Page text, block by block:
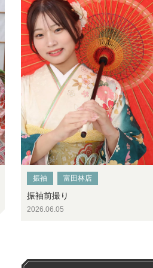
振袖 富田林店
振袖前撮り
2026.06.05